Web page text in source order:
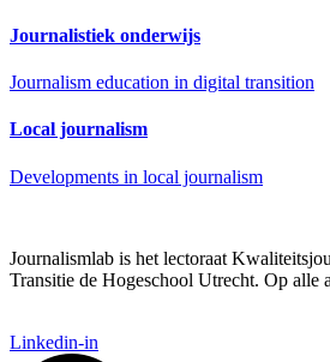
Journalistiek onderwijs
Journalism education in digital transition
Local journalism
Developments in local journalism
Journalismlab is het lectoraat
Transitie de Hogeschool Utrecht. Op alle
Linkedin-in